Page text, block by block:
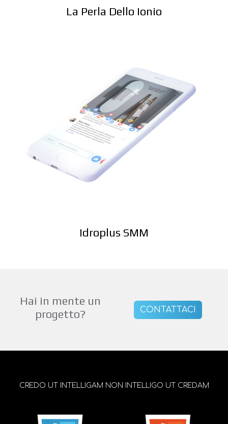
La Perla Dello Ionio
Idroplus SMM
Hai in mente un
progetto?
CONTATTACI
CREDO UT INTELLIGAM NON INTELLIGO UT CREDAM